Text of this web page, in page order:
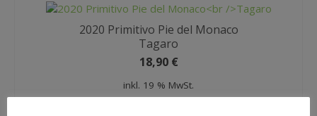
KONTAKT
ZUR PERSON
2020 Primitivo Pie del Monaco
Tagaro
18,90 €
inkl. 19 % MwSt.